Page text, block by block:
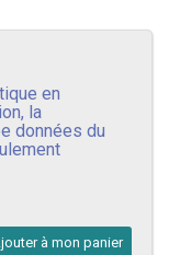
en
la
données du
à mon panier